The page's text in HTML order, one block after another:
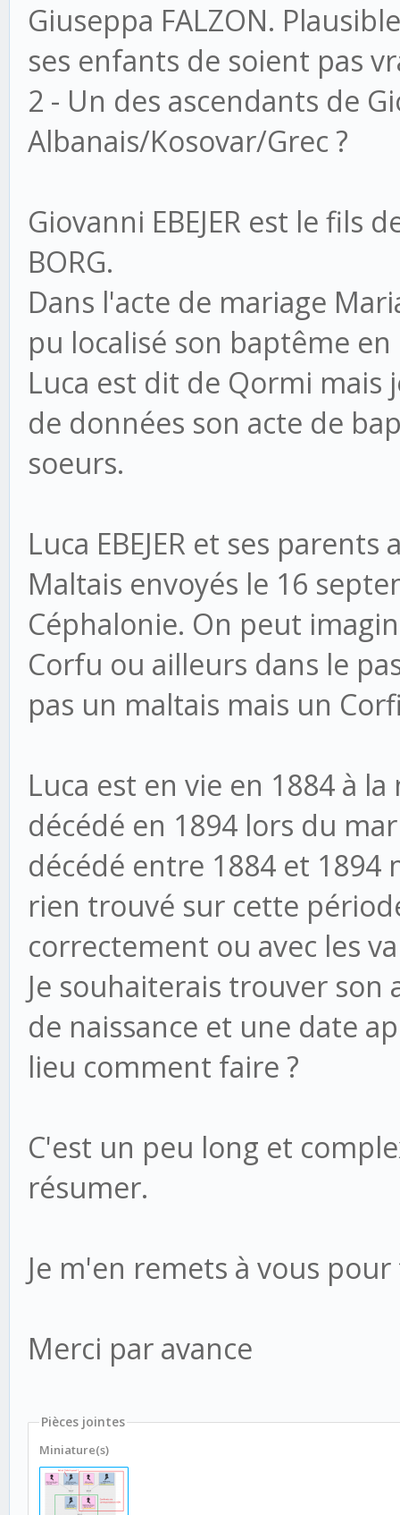
Giuseppa FALZON.
ses enfants de soient pas
2 - Un des ascendants de
Albanais/Kosovar/Grec ?
Giovanni EBEJER est le fils
BORG.
Dans l'acte de mariage
pu localisé son baptême en
Luca est dit de Qormi mais
de données son acte de
soeurs.
Luca EBEJER et ses
Maltais envoyés le 16
Céphalonie. On peut
Corfu ou ailleurs dans le
pas un maltais mais un
Luca est en vie en 1884 à
décédé en 1894 lors du
décédé entre 1884 et 1894
rien trouvé sur cette
correctement ou avec les
Je souhaiterais trouver son
de naissance et une date
lieu comment faire ?
C'est un peu long et
résumer.
Je m'en remets à vous
Merci par avance
Pièces jointes
Miniature(s)